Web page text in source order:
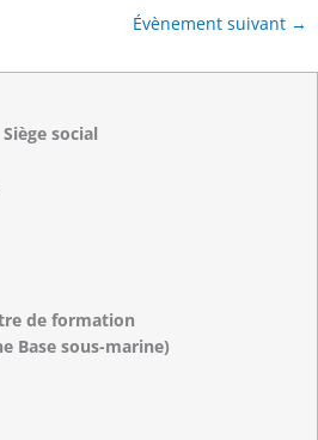
Évènement suivant →
Siège social
de formation
Base sous-marine)